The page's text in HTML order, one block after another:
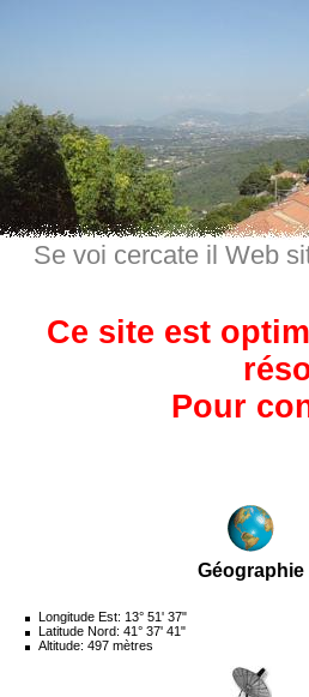
Se voi cercate il Web
Ce site est
Pour
Géographie
Longitude Est: 13° 51' 37"
Latitude Nord: 41° 37' 41"
Altitude: 497 mètres